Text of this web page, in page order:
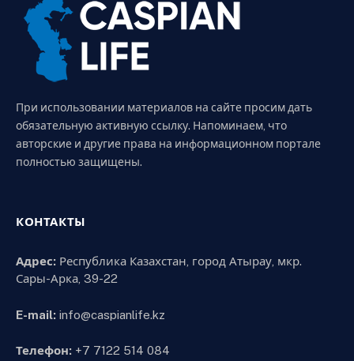
При использовании материалов на сайте просим дать
обязательную активную ссылку. Напоминаем, что
авторские и другие права на информационном портале
полностью защищены.
КОНТАКТЫ
Адрес: Республика Казахстан, город Атырау, мкр.
Сары-Арка, 39-22
E-mail: info@caspianlife.kz
Телефон: +7 7122 514 084